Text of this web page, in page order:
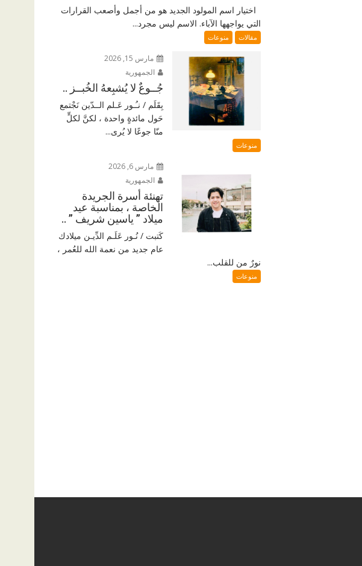
اختيار اسم المولود الجديد هو من أجمل وأصعب القرارات
التي يواجهها الآباء. الاسم ليس مجرد...
مقالات منوعات
مارس 15, 2026
الجمهورية
جُــوعٌ لا يُشبِعهُ الخُبــز ..
بِقَلَم / نـُـور عَـلم الــدّين نَجْتمع
حَول مائدةٍ واحدة ، لكنَّ لكلٍّ
منّا جوعًا لا يُرى...
منوعات
مارس 6, 2026
الجمهورية
تهنئة أسرة الجريدة
الخاصة ، بمناسبة عيد
ميلاد ” ياسين شريف ” ..
كَتبت / نُـور عَلَـم الدِّيـن ميلادك
عام جديد من نعمة الله للعُمر ،
نورٌ من للقلب...
منوعات